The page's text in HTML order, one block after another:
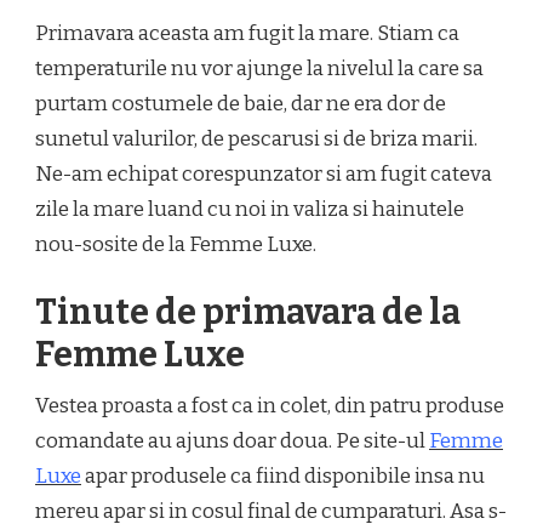
PRIMAVARA
FEMME
LUXE
Primavara aceasta am fugit la mare. Stiam ca
temperaturile nu vor ajunge la nivelul la care sa
purtam costumele de baie, dar ne era dor de
sunetul valurilor, de pescarusi si de briza marii.
Ne-am echipat corespunzator si am fugit cateva
zile la mare luand cu noi in valiza si hainutele
nou-sosite de la Femme Luxe.
Tinute de primavara de la
Femme Luxe
Vestea proasta a fost ca in colet, din patru produse
comandate au ajuns doar doua. Pe site-ulFemme
Luxeapar produsele ca fiind disponibile insa nu
mereu apar si in cosul final de cumparaturi. Asa s-